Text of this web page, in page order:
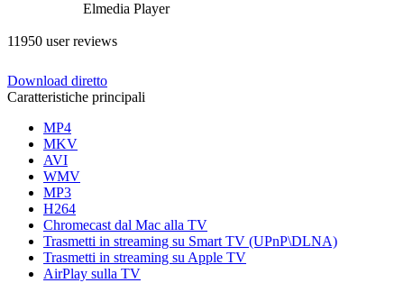
Elmedia Player
11950 user reviews
Download diretto
Caratteristiche principali
MP4
MKV
AVI
WMV
MP3
H264
Chromecast dal Mac alla TV
Trasmetti in streaming su Smart TV (UPnP\DLNA)
Trasmetti in streaming su Apple TV
AirPlay sulla TV